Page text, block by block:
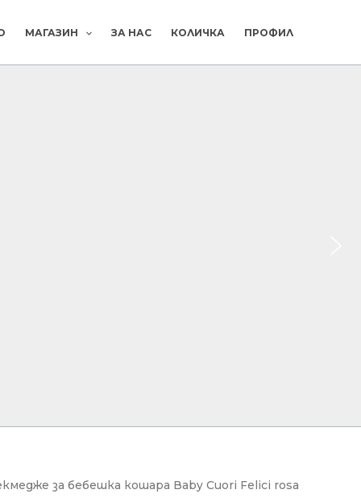
МАГАЗИН ЗА НАС КОЛИЧКА ПРОФИЛ
за бебешка кошара Baby Cuori Felici rosa